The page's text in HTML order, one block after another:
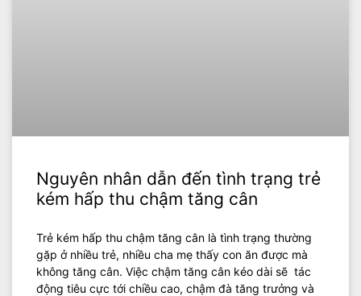
Nguyên nhân dẫn đến tình trạng trẻ
kém hấp thu chậm tăng cân
Trẻ kém hấp thu chậm tăng cân là tình trạng thường
gặp ở nhiều trẻ, nhiều cha mẹ thấy con ăn được mà
không tăng cân. Việc chậm tăng cân kéo dài sẽ tác
động tiêu cực tới chiều cao, chậm đà tăng trưởng và